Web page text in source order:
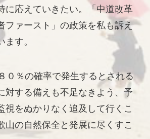
に応えていきたい。「中道改革
ファースト」の政策を私も訴え
す。
０％の確率で発生するとされる
対する備えも不足なきよう、予
視をぬかりなく追及して行くこ
山の自然保全と発展に尽くすこ